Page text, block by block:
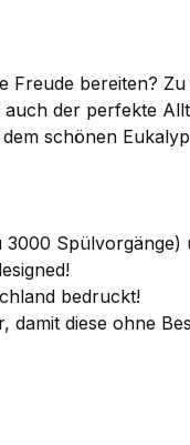
Freude bereiten?
der perfekte
schönen
bedruckt!
diese ohne